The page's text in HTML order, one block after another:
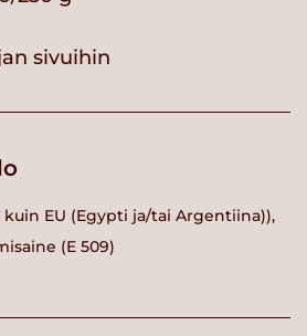
sivuihin
EU (Egypti ja/tai Argentiina)),
(E 509)